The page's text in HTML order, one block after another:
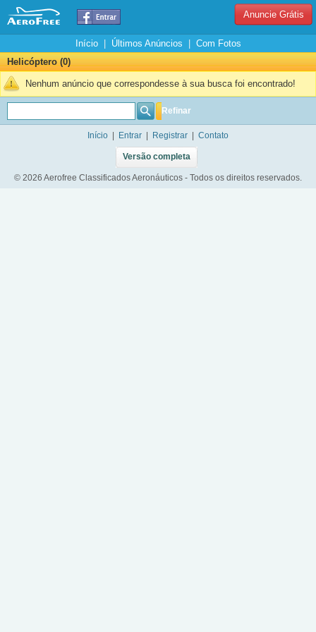
Anuncie Grátis
Início| Últimos Anúncios
Com Fotos
Helicóptero (0)
Nenhum anúncio que correspondesse à sua busca foi encontrado!
Refinar
Início Entrar Registrar Contato
Versão completa
© 2026 Aerofree Classificados Aeronáuticos - Todos os direitos reservados.